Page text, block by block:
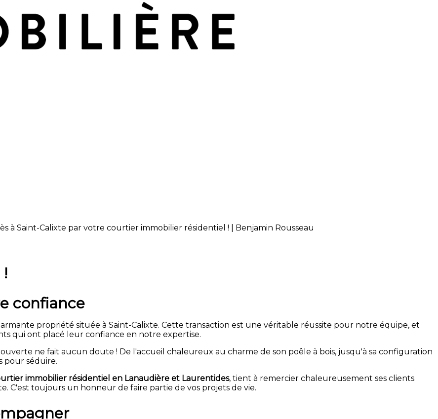
à Saint-Calixte par votre courtier immobilier résidentiel ! | Benjamin Rousseau
confiance
propriété située à Saint-Calixte. Cette transaction est une véritable réussite pour notre équipe, et
qui ont placé leur confiance en notre expertise.
ne fait aucun doute ! De l'accueil chaleureux au charme de son poêle à bois, jusqu'à sa configuration
pour séduire.
immobilier résidentiel en Lanaudière et Laurentides, tient à remercier chaleureusement ses clients
C'est toujours un honneur de faire partie de vos projets de vie.